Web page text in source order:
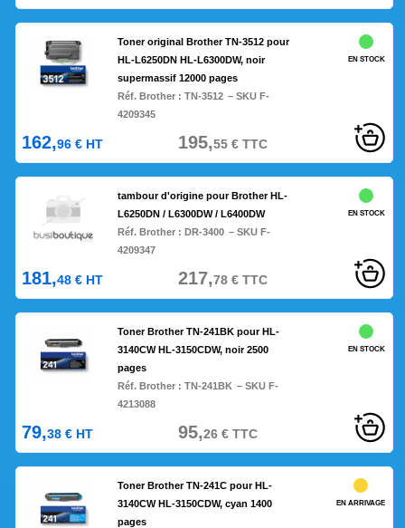
Toner original Brother TN-3512 pour
HL-L6250DN HL-L6300DW, noir
supermassif 12000 pages
Réf. Brother :TN-3512 – SKU F-
4209345
EN STOCK
162,96 € HT 195,55€TTC
tambour d'origine pour Brother HL-
L6250DN / L6300DW / L6400DW
Réf. Brother :DR-3400 – SKU F-
4209347
EN STOCK
181,48 € HT 217,78€TTC
Toner Brother TN-241BK pour HL-
3140CW HL-3150CDW, noir 2500
pages
Réf. Brother :TN-241BK – SKU F-
4213088
EN STOCK
79,38 € HT 95,26€TTC
Toner Brother TN-241C pour HL-
3140CW HL-3150CDW, cyan 1400
pages
EN ARRIVAGE